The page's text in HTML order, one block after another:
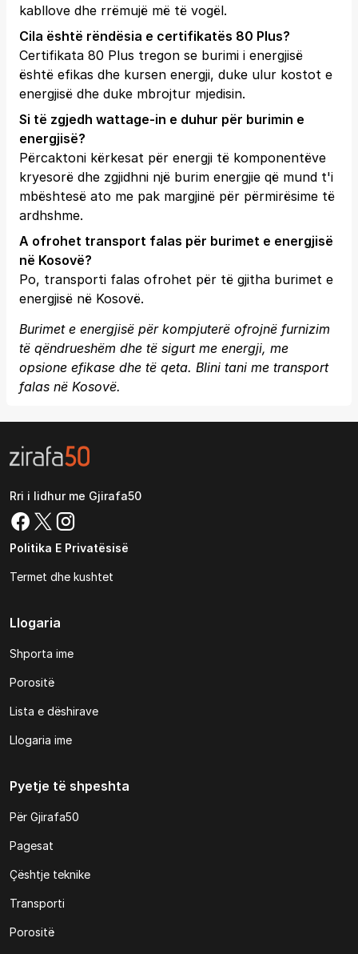
kabllove dhe rrëmujë më të vogël.
Cila është rëndësia e certifikatës 80 Plus?
Certifikata 80 Plus tregon se burimi i energjisë
është efikas dhe kursen energji, duke ulur kostot e
energjisë dhe duke mbrojtur mjedisin.
Si të zgjedh wattage-in e duhur për burimin e
energjisë?
Përcaktoni kërkesat për energji të komponentëve
kryesorë dhe zgjidhni një burim energjie që mund t'i
mbështesë ato me pak margjinë për përmirësime të
ardhshme.
A ofrohet transport falas për burimet e energjisë
në Kosovë?
Po, transporti falas ofrohet për të gjitha burimet e
energjisë në Kosovë.
Burimet e energjisë për kompjuterë ofrojnë furnizim
të qëndrueshëm dhe të sigurt me energji, me
opsione efikase dhe të qeta. Blini tani me transport
falas në Kosovë.
Rri i lidhur me Gjirafa50
Politika E Privatësisë
Termet dhe kushtet
Llogaria
Shporta ime
Porositë
Lista e dëshirave
Llogaria ime
Pyetje të shpeshta
Për Gjirafa50
Pagesat
Çështje teknike
Transporti
Porositë